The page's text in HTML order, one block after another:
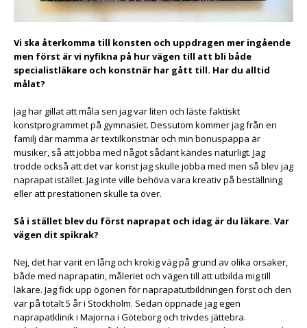
Vi ska återkomma till konsten och uppdragen mer ingående
men först är vi nyfikna på hur vägen till att bli både
specialistläkare och konstnär har gått till. Har du alltid
målat?
Jag har gillat att måla sen jag var liten och läste faktiskt
konstprogrammet på gymnasiet. Dessutom kommer jag från en
familj där mamma är textilkonstnär och min bonuspappa är
musiker, så att jobba med något sådant kändes naturligt. Jag
trodde också att det var konst jag skulle jobba med men så blev jag
naprapat istället. Jag inte ville behöva vara kreativ på beställning
eller att prestationen skulle ta över.
Så i stället blev du först naprapat och idag är du läkare. Var
vägen dit spikrak?
Nej, det har varit en lång och krokig väg på grund av olika orsaker,
både med naprapatin, måleriet och vägen till att utbilda mig till
läkare. Jag fick upp ögonen för naprapatutbildningen först och den
var på totalt 5 år i Stockholm. Sedan öppnade jag egen
naprapatklinik i Majorna i Göteborg och trivdes jättebra.